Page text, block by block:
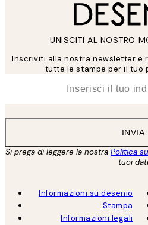
UNISCITI AL NOSTRO
Inscriviti alla nostra newsletter e
tutte le stampe per il tuo
INVIA
Si prega di leggere la nostra Politica
tuoi dati
Informazioni su desenio
Stampa
Informazioni legali